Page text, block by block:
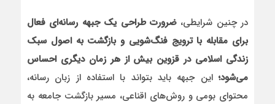
در چنین شرایطی،ضرورت طراحی یک جبهه رسانه‌ای فعال
برای مقابله با ترویج فنگ‌شویی و بازگشت به اصول سبک
زندگی اسلامی در قزوین بیش از هر زمان دیگری احساس
می‌شود؛ این جبهه باید بتواند با استفاده از زبان رسانه،
محتوای بومی و روش‌های اقناعی، مسیر بازگشت جامعه به